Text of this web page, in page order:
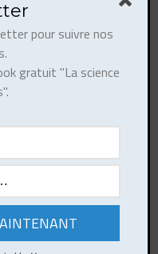
pour suivre nos
gratuit "La science